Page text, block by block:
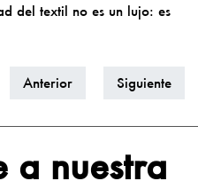
del textil no es un lujo: es
Anterior Siguiente
a nuestra